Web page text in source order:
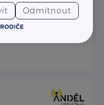
zvláštní péči ...
Odmítnout